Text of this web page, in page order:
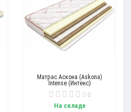
Матрас Аскона (Askona)
Intense (Интенс)
0
На складе